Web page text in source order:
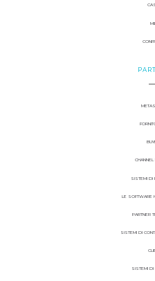
CHANNEL
SISTEMI DI
LE SOFTWARE
PARTNER
SISTEMI DI
SISTEMI DI